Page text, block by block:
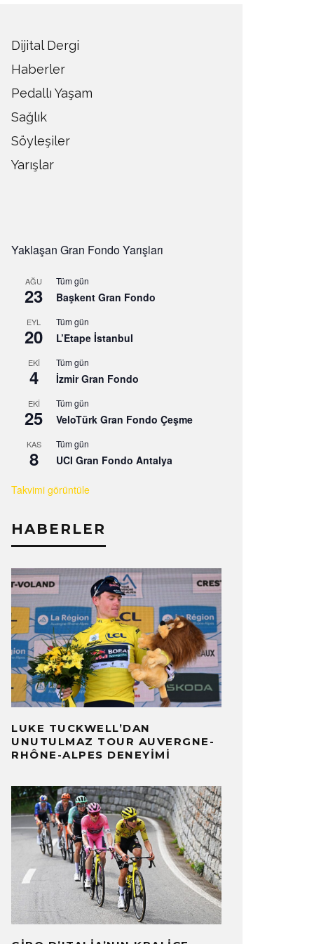
Dijital Dergi
Haberler
Pedallı Yaşam
Sağlık
Söyleşiler
Yarışlar
Yaklaşan Gran Fondo Yarışları
AĞU
23
Tüm gün
Başkent Gran Fondo
EYL
20
Tüm gün
L’Etape İstanbul
EKI
4
Tüm gün
İzmir Gran Fondo
EKI
25
Tüm gün
VeloTürk Gran Fondo Çeşme
KAS
8
Tüm gün
UCI Gran Fondo Antalya
Takvimi görüntüle
HABERLER
LUKE TUCKWELL’DAN
UNUTULMAZ TOUR AUVERGNE-
RHÔNE-ALPES DENEYIMI